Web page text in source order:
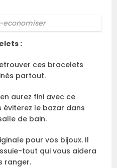
:
ces bracelets
partout.
aurez fini avec ce
le bazar dans
de bain.
pour vos bijoux. Il
tout qui vous aidera
ranger.